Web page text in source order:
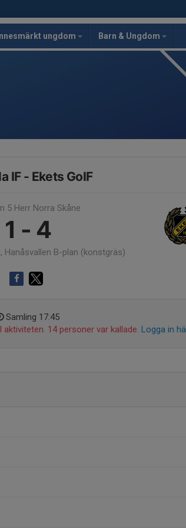
ungdom Barn & Ungdom
IF - Ekets GoIF
5 Herr Norra Skåne
1 - 4
Hanåsvallen B-plan (konstgräs)
Samling 17:45
14 personer var kallade. Logga in